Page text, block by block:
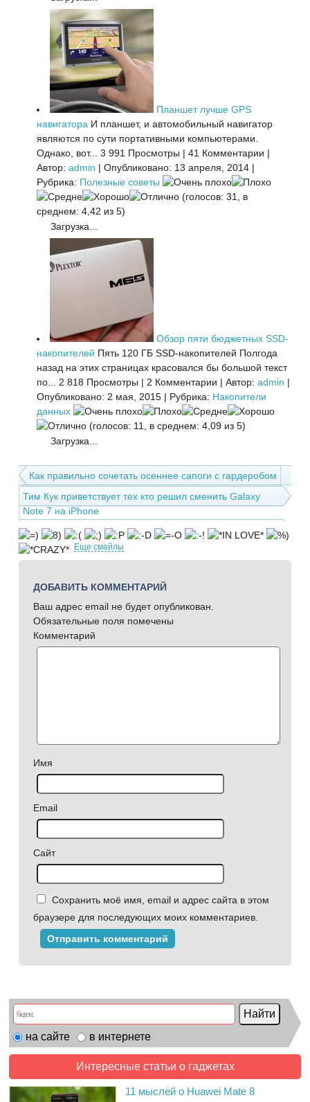
Планшет лучше GPS
навигатора И планшет, и автомобильный навигатор
являются по сути портативными компьютерами.
Однако, вот... 3 991 Просмотры | 41 Комментарии |
Автор: admin | Опубликовано: 13 апреля, 2014 |
Рубрика: Полезные советы
(голосов: 31, в
среднем: 4,42 из 5)
Загрузка...
Обзор пяти бюджетных SSD-
накопителей Пять 120 ГБ SSD-накопителей Полгода
назад на этих страницах красовался бы большой текст
по... 2 818 Просмотры | 2 Комментарии | Автор: admin |
Опубликовано: 2 мая, 2015 | Рубрика: Накопители
данных
(голосов: 11, в среднем: 4,09 из 5)
Загрузка...
Как правильно сочетать осеннее сапоги с гардеробом
Тим Кук приветствует тех кто решил сменить Galaxy
Note 7 на iPhone
Еще смайлы
ДОБАВИТЬ КОММЕНТАРИЙ
Ваш адрес email не будет опубликован.
Обязательные поля помечены
Комментарий
Имя
Email
Сайт
Сохранить моё имя, email и адрес сайта в этом
браузере для последующих моих комментариев.
на сайте в интернете
Интересные статьи о гаджетах
11 мыслей о Huawei Mate 8